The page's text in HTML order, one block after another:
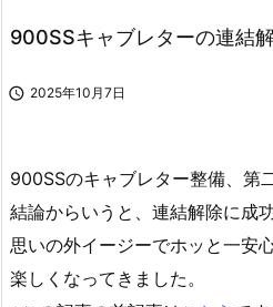
900SSキャブレターの連結
 2025年10月7日
900SSのキャブレター整備、第
結論からいうと、連結解除に成功
思いの外イージーでホッと一安
楽しくなってきました。